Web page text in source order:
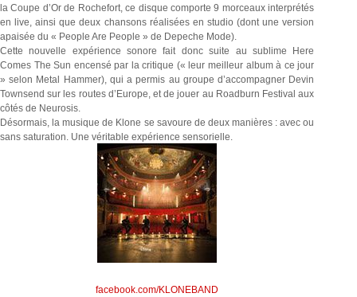
la Coupe d’Or de Rochefort, ce disque comporte 9 morceaux interprétés
en live, ainsi que deux chansons réalisées en studio (dont une version
apaisée du « People Are People » de Depeche Mode).
Cette nouvelle expérience sonore fait donc suite au sublime Here
Comes The Sun encensé par la critique (« leur meilleur album à ce jour
» selon Metal Hammer), qui a permis au groupe d’accompagner Devin
Townsend sur les routes d’Europe, et de jouer au Roadburn Festival aux
côtés de Neurosis.
Désormais, la musique de Klone se savoure de deux manières : avec ou
sans saturation. Une véritable expérience sensorielle.
facebook.com/KLONEBAND